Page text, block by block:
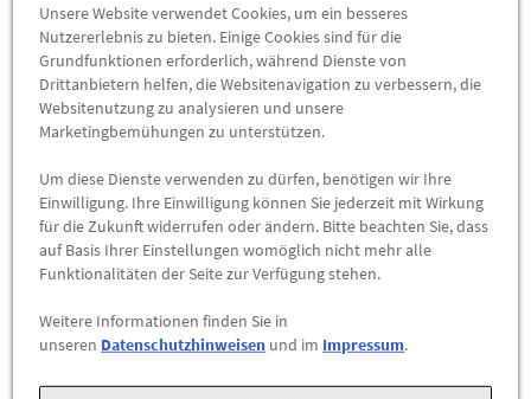
Abholung
Preis inkl. 19%
MwSt.
Abholbar andiesen Standorten
ZUM WARENKORB HINZUFÜGEN
70723 Stuttgart |Tel: +49711170 |
dialog.mb@mercedes-benz.com| Webseite:
Unsere Website verwendet Cookies, um ein besseres
Nutzererlebnis zu bieten. Einige Cookies sind für die
Grundfunktionen erforderlich, während Dienste von
Drittanbietern helfen, die Websitenavigation zu verbessern, die
Websitenutzung zu analysieren und unsere
Marketingbemühungen zu unterstützen.
Um diese Dienste verwenden zu dürfen, benötigen wir Ihre
Einwilligung. Ihre Einwilligung können Sie jederzeit mit Wirkung
für die Zukunft widerrufen oder ändern. Bitte beachten Sie, dass
auf Basis Ihrer Einstellungen womöglich nicht mehr alle
Funktionalitäten der Seite zur Verfügung stehen.
Weitere Informationen finden Sie in
unseren Datenschutzhinweisen und im Impressum.